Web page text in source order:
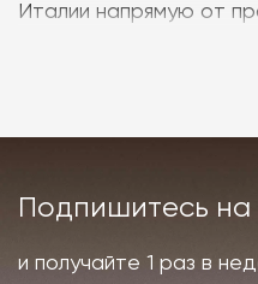
Италии напрямую от
официальным
мебели
Подпишитесь
и получайте 1 раз в